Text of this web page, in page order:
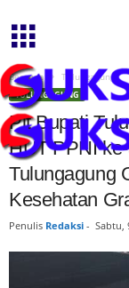
Beranda Tulungagung
TULUNGAGUNG
Plt Bupati
HUT PPNI
Tulungagung
Kesehatan
Penulis Redaksi - Sabtu,